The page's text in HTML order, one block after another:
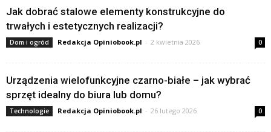
Jak dobrać stalowe elementy konstrukcyjne do
trwałych i estetycznych realizacji?
Dom i ogród Redakcja Opiniobook.pl - 2 kwietnia 2026 0
Urządzenia wielofunkcyjne czarno-białe – jak wybrać
sprzęt idealny do biura lub domu?
Technologie Redakcja Opiniobook.pl - 26 lutego 2026 0